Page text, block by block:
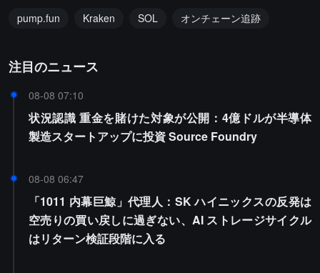
pump.fun Kraken SOL オンチェーン追跡
注目のニュース
08-08 07:10
状況認識 重金を賭けた対象が公開：4億ドルが半導体
製造スタートアップに投資 Source Foundry
08-08 06:47
「1011 内幕巨鯨」代理人：SK ハイニックスの反発は
空売りの買い戻しに過ぎない、AI ストレージサイクル
はリターン検証段階に入る